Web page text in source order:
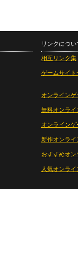
リンクについ
相互リンク集
ゲームサイト
オンラインゲ
無料オンライ
オンライン
新作オンライ
おすすめオ
人気オンラ